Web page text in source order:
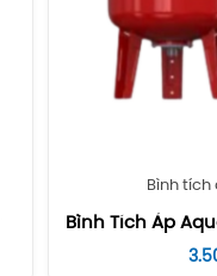
Bình tích
Bình Tích Áp